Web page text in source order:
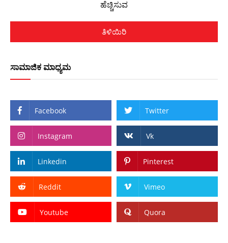
ಹೆಚ್ಚಿಸುವ
ತಿಳಿಯಿರಿ
ಸಾಮಾಜಿಕ ಮಾಧ್ಯಮ
Facebook Twitter
Instagram Vk
Linkedin Pinterest
Reddit Vimeo
Youtube Quora